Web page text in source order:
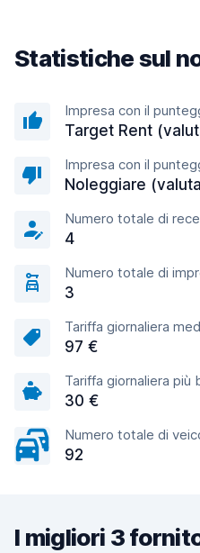
Statistiche sul
Impresa con il
Target Rent
Impresa con il
Noleggiare
Numero totale di
4
Numero totale di
3
Tariffa giornaliera
97 €
Tariffa giornaliera più
30 €
Numero totale di
92
I migliori 3